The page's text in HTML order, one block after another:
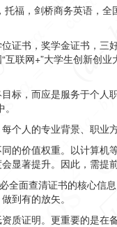
托福，剑桥商务英语，全
证书，奖学金证书，三
互联网+”大学生创新创业
标，而应是服务于个人
个人的专业背景、职业
的价值权重。以计算
显著提升。因此，需提
全面查清证书的核心
到有的放矢。
质证明。更重要的是在